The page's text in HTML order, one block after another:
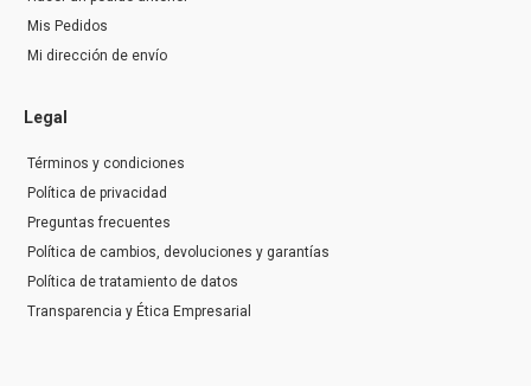
Mis Pedidos
Mi dirección de envío
Legal
Términos y condiciones
Política de privacidad
Preguntas frecuentes
Política de cambios, devoluciones y garantías
Política de tratamiento de datos
Transparencia y Ética Empresarial